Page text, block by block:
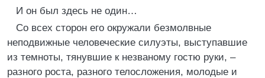
И он был здесь не один…
Со всех сторон его окружали безмолвные
неподвижные человеческие силуэты, выступавшие
из темноты, тянувшие к незваному гостю руки, –
разного роста, разного телосложения, молодые и